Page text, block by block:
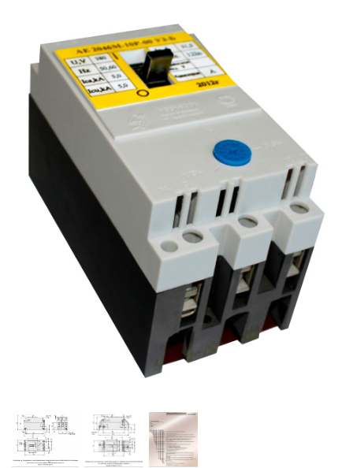
диэлектрические
Стремянки с
Стремянки с
опорой
Ширмы
РЗА (шторы)
Штендеры
Щиты